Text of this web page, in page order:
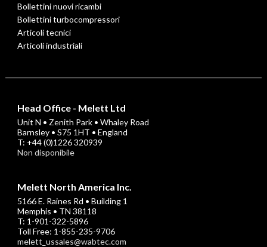
Bollettini nuovi ricambi
Bollettini turbocompressori
Articoli tecnici
Articoli industriali
Head Office - Melett Ltd
Unit N • Zenith Park • Whaley Road
Barnsley • S75 1HT • England
T: +44 (0)1226 320939
Non disponibile
Melett North America Inc.
5166 E. Raines Rd • Building 1
Memphis • TN 38118
T: 1-901-322-5896
Toll Free: 1-855-235-9706
melett_ussales@wabtec.com